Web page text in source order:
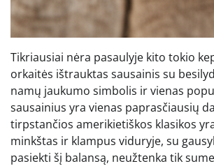
Tikriausiai nėra pasaulyje kito tokio
orkaitės ištrauktas sausainis su
namų jaukumo simbolis ir vienas
sausainius yra vienas paprasčiausių
tirpstančios amerikietiškos klasikos
minkštas ir klampus viduryje, su
pasiekti šį balansą, neužtenka tik